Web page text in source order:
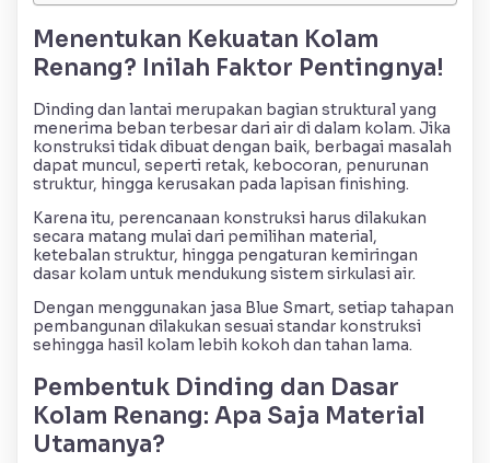
Menentukan Kekuatan Kolam
Renang? Inilah Faktor Pentingnya!
Dinding dan lantai merupakan bagian struktural yang
menerima beban terbesar dari air di dalam kolam. Jika
konstruksi tidak dibuat dengan baik, berbagai masalah
dapat muncul, seperti retak, kebocoran, penurunan
struktur, hingga kerusakan pada lapisan finishing.
Karena itu, perencanaan konstruksi harus dilakukan
secara matang mulai dari pemilihan material,
ketebalan struktur, hingga pengaturan kemiringan
dasar kolam untuk mendukung sistem sirkulasi air.
Dengan menggunakan jasa Blue Smart, setiap tahapan
pembangunan dilakukan sesuai standar konstruksi
sehingga hasil kolam lebih kokoh dan tahan lama.
Pembentuk Dinding dan Dasar
Kolam Renang: Apa Saja Material
Utamanya?